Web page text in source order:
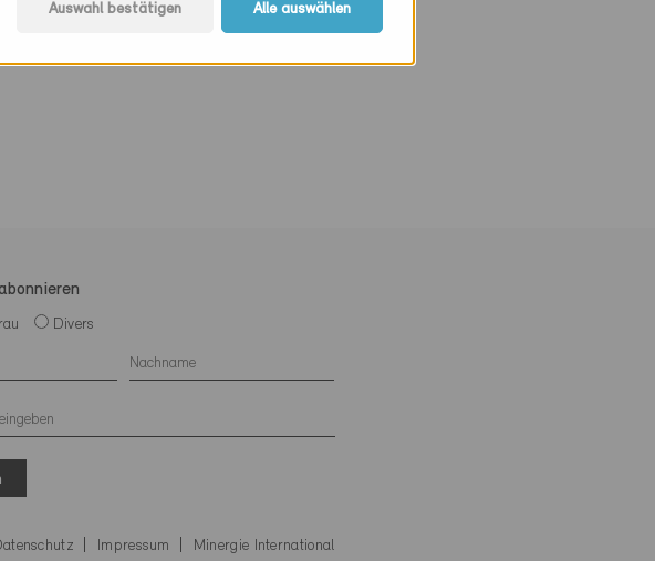
Divers
Impressum Minergie International
Auswahl bestätigen Alle auswählen